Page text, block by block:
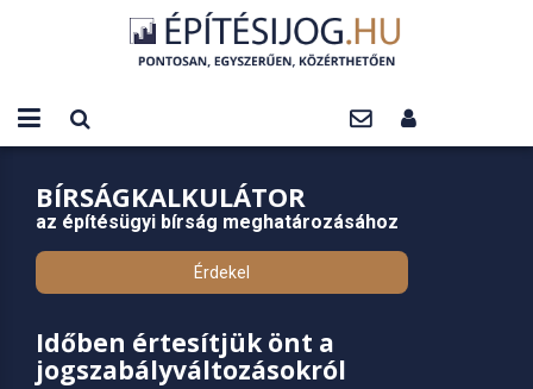
BÍRSÁGKALKULÁTOR
az építésügyi bírság meghatározásához
Érdekel
Időben értesítjük önt a
jogszabályváltozásokról